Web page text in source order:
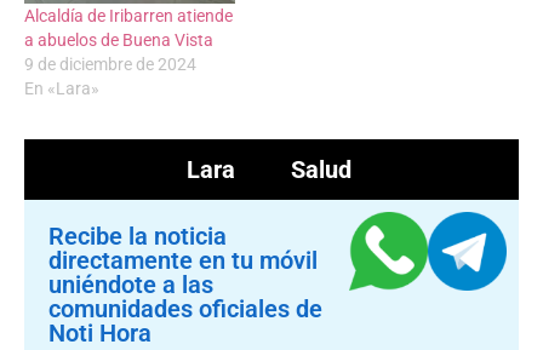
Alcaldía de Iribarren atiende
a abuelos de Buena Vista
9 de diciembre de 2024
En «Lara»
Lara Salud
Recibe la noticia
directamente en tu móvil
uniéndote a las
comunidades oficiales de
Noti Hora